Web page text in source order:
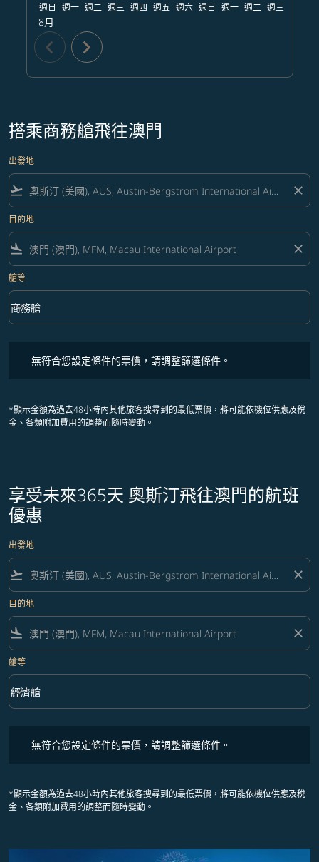
週日
8月
週一 週二 週三 週四 週五 週六 週日 週一 週二 週三
chevron_left chevron_right
搭乘商務艙飛往澳門
出發地
flight_takeoff close
目的地
flight_land close
艙等
艙等 option 商務艙 Selected
商務艙
keyboard_arrow_down
無符合您設定條件的票價，請調整篩選條件。
*顯示金額為過去48小時內其他旅客搜尋到的最低票價，將可能依機位供應及稅
金、各類附加費用的調整而隨時變動。
享受未來365天 奧斯汀飛往澳門的航班
優惠
出發地
flight_takeoff close
目的地
flight_land close
艙等
艙等 option 經濟艙 Selected
經濟艙
keyboard_arrow_down
無符合您設定條件的票價，請調整篩選條件。
*顯示金額為過去48小時內其他旅客搜尋到的最低票價，將可能依機位供應及稅
金、各類附加費用的調整而隨時變動。